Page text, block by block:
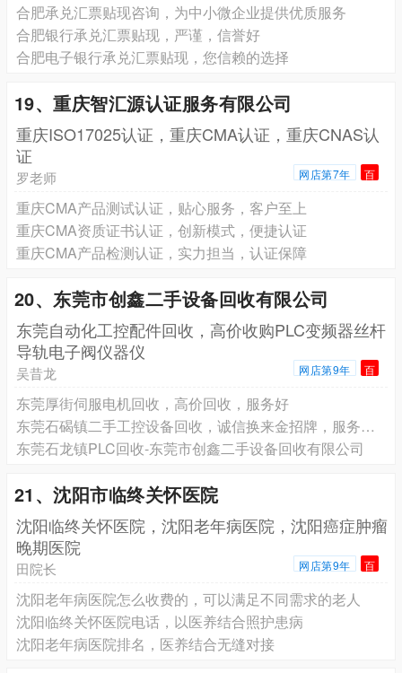
合肥承兑汇票贴现咨询，为中小微企业提供优质服务
合肥银行承兑汇票贴现，严谨，信誉好
合肥电子银行承兑汇票贴现，您信赖的选择
19、重庆智汇源认证服务有限公司
重庆ISO17025认证，重庆CMA认证，重庆CNAS认
证
罗老师 网店第7年 百
重庆CMA产品测试认证，贴心服务，客户至上
重庆CMA资质证书认证，创新模式，便捷认证
重庆CMA产品检测认证，实力担当，认证保障
20、东莞市创鑫二手设备回收有限公司
东莞自动化工控配件回收，高价收购PLC变频器丝杆
导轨电子阀仪器仪
吴昔龙 网店第9年 百
东莞厚街伺服电机回收，高价回收，服务好
东莞石碣镇二手工控设备回收，诚信换来金招牌，服务赢得天下客
东莞石龙镇PLC回收-东莞市创鑫二手设备回收有限公司
21、沈阳市临终关怀医院
沈阳临终关怀医院，沈阳老年病医院，沈阳癌症肿瘤
晚期医院
田院长 网店第9年 百
沈阳老年病医院怎么收费的，可以满足不同需求的老人
沈阳临终关怀医院电话，以医养结合照护患病
沈阳老年病医院排名，医养结合无缝对接